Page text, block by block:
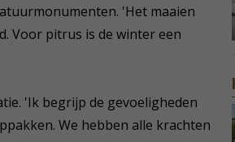
'Het maaien
Voor pitrus is de winter een
'Ik begrijp de gevoeligheden
We hebben alle krachten